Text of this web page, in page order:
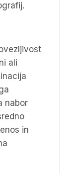
ali
nabor
in